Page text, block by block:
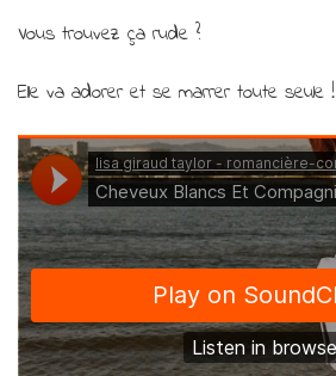
Vous trouvez ça rude ?
Elle va adorer et se marrer toute seule !